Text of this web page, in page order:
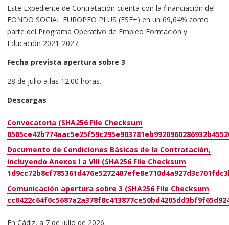
Este Expediente de Contratación cuenta con la financiación del
FONDO SOCIAL EUROPEO PLUS (FSE+) en un 69,64% como
parte del Programa Operativo de Empleo Formación y
Educación 2021-2027.
Fecha prevista apertura sobre 3
28 de julio a las 12:00 horas.
Descargas
Convocatoria (SHA256 File Checksum
Documento de Condiciones Básicas de la Contratación,
incluyendo Anexos I a VIII (SHA256 File Checksum
Comunicación apertura sobre 3 (SHA256 File Checksum
En Cádiz, a 7 de julio de 2026.